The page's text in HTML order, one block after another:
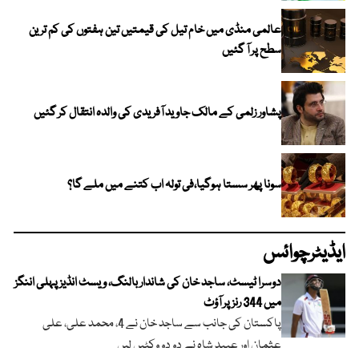
عالمی منڈی میں خام تیل کی قیمتیں تین ہفتوں کی کم ترین
سطح پر آ گئیں
پشاور زلمی کے مالک جاوید آفریدی کی والدہ انتقال کر گئیں
سونا پھر سستا ہوگیا،فی تولہ اب کتنے میں ملے گا؟
ایڈیٹرچوائس
دوسرا ٹیسٹ، ساجد خان کی شاندار بالنگ، ویسٹ انڈیز پہلی اننگز
میں 344 رنز پر آؤٹ
پاکستان کی جانب سے ساجد خان نے 4، محمد علی، علی